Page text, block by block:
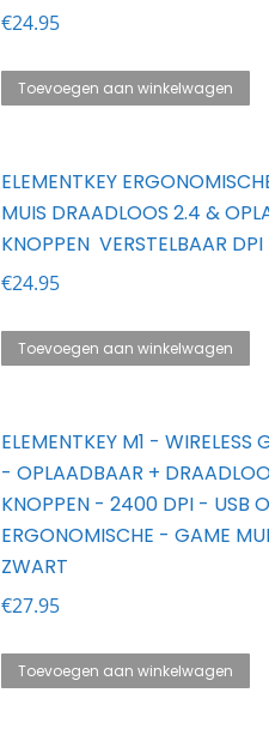
€24.95
Toevoegen aan winkelwagen
ELEMENTKEY
MUIS DRAADLOOS 2.4 &
KNOPPEN  VERSTELBAAR DPI
€24.95
Toevoegen aan winkelwagen
ELEMENTKEY M1 - WIRELESS
- OPLAADBAAR +
KNOPPEN - 2400 DPI - USB
ERGONOMISCHE - GAME
ZWART
€27.95
Toevoegen aan winkelwagen